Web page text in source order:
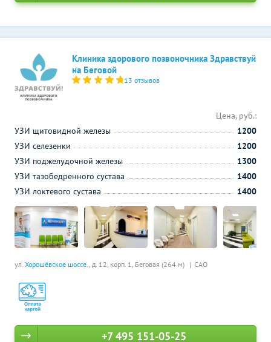
Клиника здорового позвоночника Здравствуй
на Беговой
13 отзывов
ул. Хорошёвское шоссе., д. 12, корп. 1, Беговая (264 м) САО
Цена, руб.:
УЗИ щитовидной железы
1200
УЗИ селезенки
1200
УЗИ поджелудочной железы
1300
УЗИ тазобедренного сустава
1400
УЗИ локтевого сустава
1400
+7 495 151-05-25